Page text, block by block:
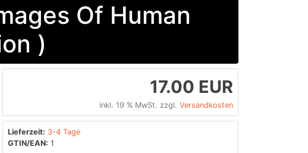
Of Human
)
17.00 EUR
inkl. 19 % MwSt. zzgl. Versandkosten
Lieferzeit: 3-4 Tage
GTIN/EAN: 1